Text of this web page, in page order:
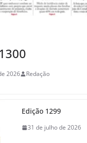
2026 Redação
Edição 1299
31 de julho de 2026